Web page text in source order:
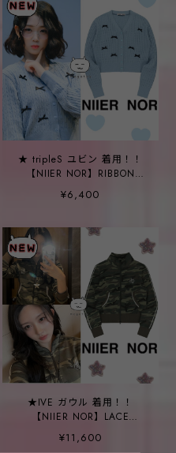
★ tripleS ユビン 着用！！
【NIIER NOR】RIBBON
CABLE CARDIGAN_LIGHT
BLUE
¥6,400
★IVE ガウル 着用！！
【NIIER NOR】LACE
CURVE TRACK ZIP-
UP_CAMO
¥11,600